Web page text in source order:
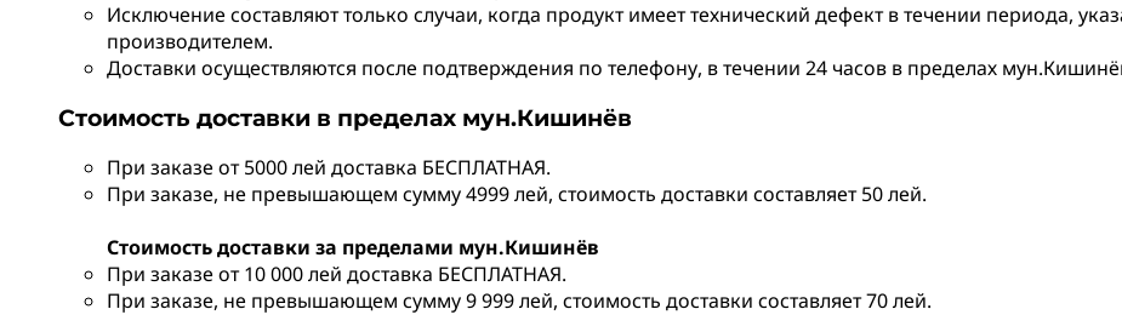
Исключение составляют только случаи, когда продукт имеет технический дефект в течении периода,
производителем.
Доставки осуществляются после подтверждения по телефону, в течении 24 часов в пределах
Стоимость доставки в пределах мун.Кишинёв
При заказе от 5000 лей доставка БЕСПЛАТНАЯ.
При заказе, не превышающем сумму 4999 лей, стоимость доставки составляет 50 лей.
Стоимость доставки за пределами мун.Кишинёв
При заказе от 10 000 лей доставка БЕСПЛАТНАЯ.
При заказе, не превышающем сумму 9 999 лей, стоимость доставки составляет 70 лей.